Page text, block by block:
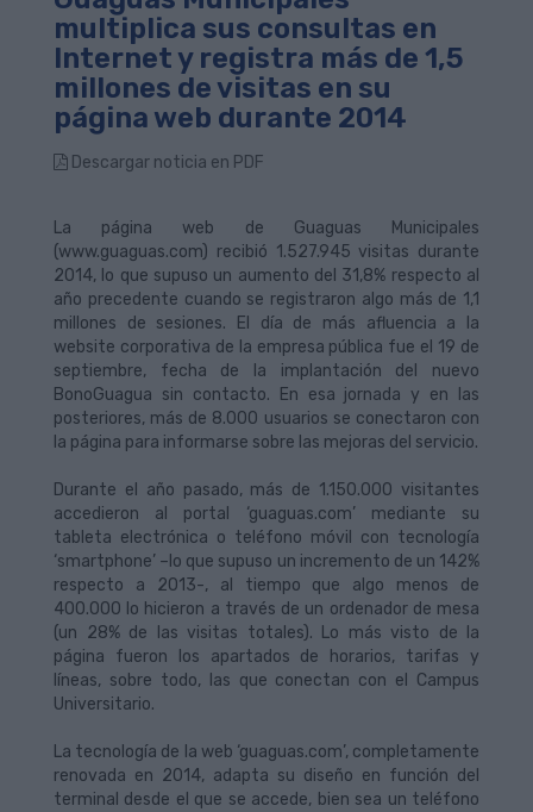
multiplica sus consultas en
Internet y registra más de 1,5
millones de visitas en su
página web durante 2014
Descargar noticia en PDF
La página web de Guaguas Municipales
(www.guaguas.com) recibió 1.527.945 visitas durante
2014, lo que supuso un aumento del 31,8% respecto al
año precedente cuando se registraron algo más de 1,1
millones de sesiones. El día de más afluencia a la
website corporativa de la empresa pública fue el 19 de
septiembre, fecha de la implantación del nuevo
BonoGuagua sin contacto. En esa jornada y en las
posteriores, más de 8.000 usuarios se conectaron con
la página para informarse sobre las mejoras del servicio.
Durante el año pasado, más de 1.150.000 visitantes
accedieron al portal ‘guaguas.com’ mediante su
tableta electrónica o teléfono móvil con tecnología
‘smartphone’ –lo que supuso un incremento de un 142%
respecto a 2013-, al tiempo que algo menos de
400.000 lo hicieron a través de un ordenador de mesa
(un 28% de las visitas totales). Lo más visto de la
página fueron los apartados de horarios, tarifas y
líneas, sobre todo, las que conectan con el Campus
Universitario.
La tecnología de la web ‘guaguas.com’, completamente
renovada en 2014, adapta su diseño en función del
terminal desde el que se accede, bien sea un teléfono